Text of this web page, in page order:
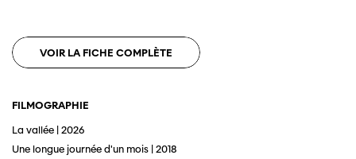
VOIR LA FICHE COMPLÈTE
FILMOGRAPHIE
La vallée | 2026
Une longue journée d'un mois | 2018